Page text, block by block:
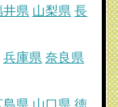
井県 山梨県 長
兵庫県 奈良県
島県 山口県 徳